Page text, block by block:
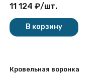
кровли
11 124 ₽/шт.
В корзину
Кровельная воронка